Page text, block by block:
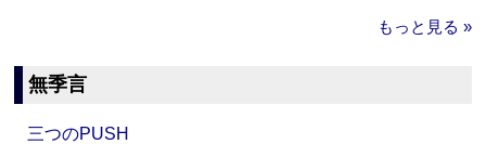
もっと見る »
無季言
三つのPUSH